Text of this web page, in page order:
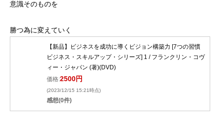
意識そのものを
勝つ為に変えていく
【新品】ビジネスを成功に導くビジョン構築力 [7つの習慣
ビジネス・スキルアップ・シリーズ] 1 / フランクリン・コヴ
ィー・ジャパン (著)(DVD)
価格:2500円
(2023/12/15 15:21時点)
感想(0件)